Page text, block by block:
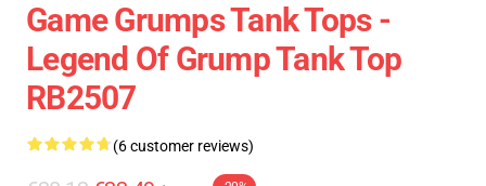
Game Grumps Tank Tops -
Legend Of Grump Tank Top
RB2507
(6 customer reviews)